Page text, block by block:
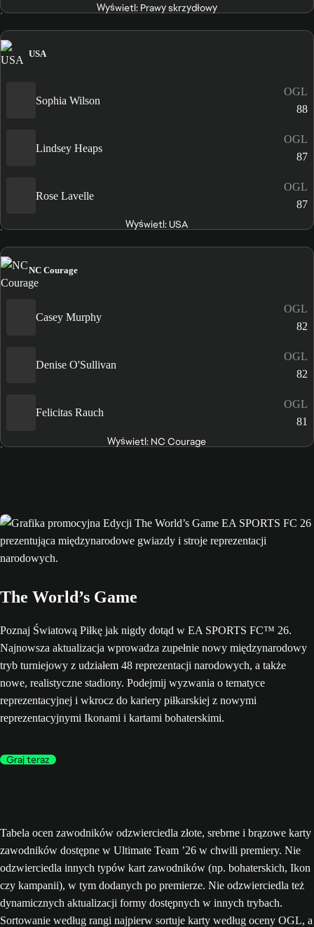
Wyświetl: Prawy skrzydłowy
USA
Sophia Wilson
OGL
88
Lindsey Heaps
OGL
87
Rose Lavelle
OGL
87
Wyświetl: USA
NC Courage
Casey Murphy
OGL
82
Denise O'Sullivan
OGL
82
Felicitas Rauch
OGL
81
Wyświetl: NC Courage
The World’s Game
Poznaj Światową Piłkę jak nigdy dotąd w EA SPORTS FC™ 26.
Najnowsza aktualizacja wprowadza zupełnie nowy międzynarodowy
tryb turniejowy z udziałem 48 reprezentacji narodowych, a także
nowe, realistyczne stadiony. Podejmij wyzwania o tematyce
reprezentacyjnej i wkrocz do kariery piłkarskiej z nowymi
reprezentacyjnymi Ikonami i kartami bohaterskimi.
Graj teraz
Tabela ocen zawodników odzwierciedla złote, srebrne i brązowe karty
zawodników dostępne w Ultimate Team ’26 w chwili premiery. Nie
odzwierciedla innych typów kart zawodników (np. bohaterskich, Ikon
czy kampanii), w tym dodanych po premierze. Nie odzwierciedla też
dynamicznych aktualizacji formy dostępnych w innych trybach.
Sortowanie według rangi najpierw sortuje karty według oceny OGL, a